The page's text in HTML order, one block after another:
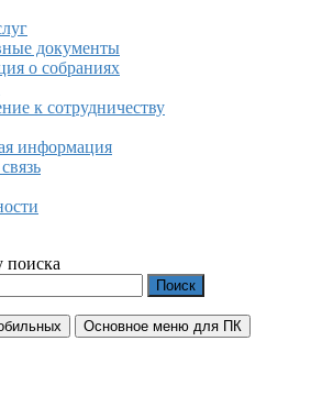
документы
о собраниях
к сотрудничеству
информация
поиска
Основное меню для ПК